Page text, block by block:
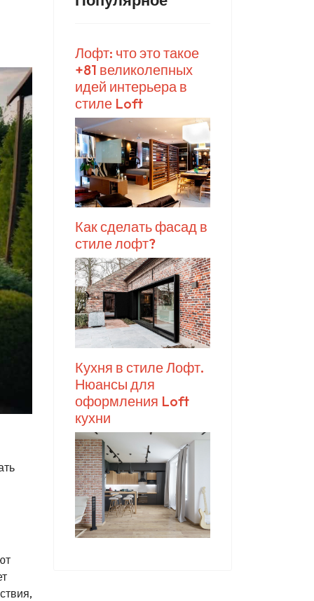
Лофт: что это такое
+81 великолепных
идей интерьера в
стиле Loft
Как сделать фасад в
стиле лофт?
Кухня в стиле Лофт.
Нюансы для
оформления Loft
кухни